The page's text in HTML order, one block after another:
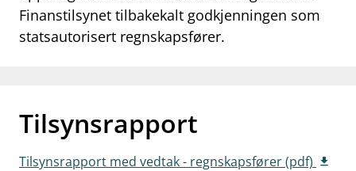
notifications_noneAbonner på nyhetsvarsel
Finanstilsynet tilbakekalt godkjenningen som
statsautorisert regnskapsfører.
Tilsynsrapport
Tilsynsrapport med vedtak - regnskapsfører (pdf)